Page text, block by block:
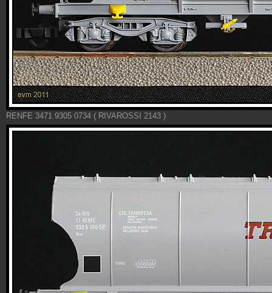
RENFE 3471 9305 0734 ( RIVAROSSI 2143 )